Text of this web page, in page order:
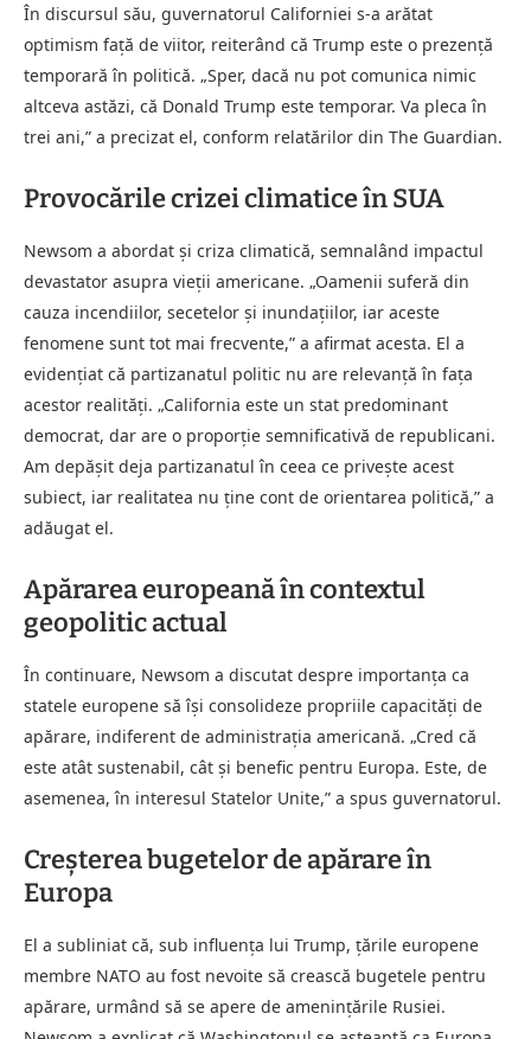
În discursul său, guvernatorul Californiei s-a arătat
optimism față de viitor, reiterând că Trump este o prezență
temporară în politică. „Sper, dacă nu pot comunica nimic
altceva astăzi, că Donald Trump este temporar. Va pleca în
trei ani,” a precizat el, conform relatărilor din The Guardian.
Provocările crizei climatice în SUA
Newsom a abordat și criza climatică, semnalând impactul
devastator asupra vieții americane. „Oamenii suferă din
cauza incendiilor, secetelor și inundațiilor, iar aceste
fenomene sunt tot mai frecvente,” a afirmat acesta. El a
evidențiat că partizanatul politic nu are relevanță în fața
acestor realități. „California este un stat predominant
democrat, dar are o proporție semnificativă de republicani.
Am depășit deja partizanatul în ceea ce privește acest
subiect, iar realitatea nu ține cont de orientarea politică,” a
adăugat el.
Apărarea europeană în contextul
geopolitic actual
În continuare, Newsom a discutat despre importanța ca
statele europene să își consolideze propriile capacități de
apărare, indiferent de administrația americană. „Cred că
este atât sustenabil, cât și benefic pentru Europa. Este, de
asemenea, în interesul Statelor Unite,” a spus guvernatorul.
Creșterea bugetelor de apărare în
Europa
El a subliniat că, sub influența lui Trump, țările europene
membre NATO au fost nevoite să crească bugetele pentru
apărare, urmând să se apere de amenințările Rusiei.